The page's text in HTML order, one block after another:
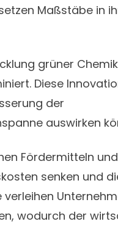
Maßstäbe in
grüner
Diese
der
auswirken
Fördermitteln und
senken und
wodurch der